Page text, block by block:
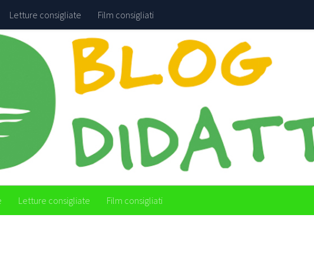
Letture consigliate Film consigliati
Letture consigliate Film consigliati